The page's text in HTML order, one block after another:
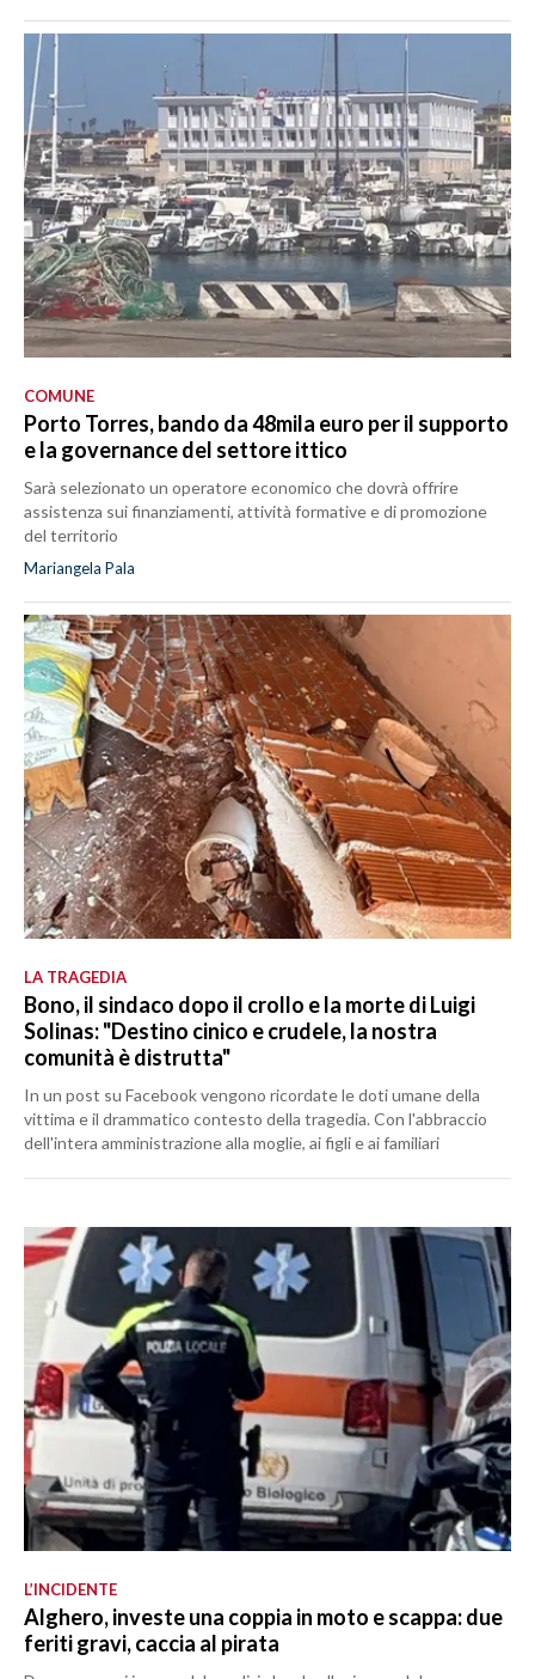
COMUNE
Porto Torres, bando da 48mila euro per il supporto
e la governance del settore ittico
Sarà selezionato un operatore economico che dovrà offrire
assistenza sui finanziamenti, attività formative e di promozione
del territorio
Mariangela Pala
LA TRAGEDIA
Bono, il sindaco dopo il crollo e la morte di Luigi
Solinas: "Destino cinico e crudele, la nostra
comunità è distrutta"
In un post su Facebook vengono ricordate le doti umane della
vittima e il drammatico contesto della tragedia. Con l'abbraccio
dell'intera amministrazione alla moglie, ai figli e ai familiari
L’INCIDENTE
Alghero, investe una coppia in moto e scappa: due
feriti gravi, caccia al pirata